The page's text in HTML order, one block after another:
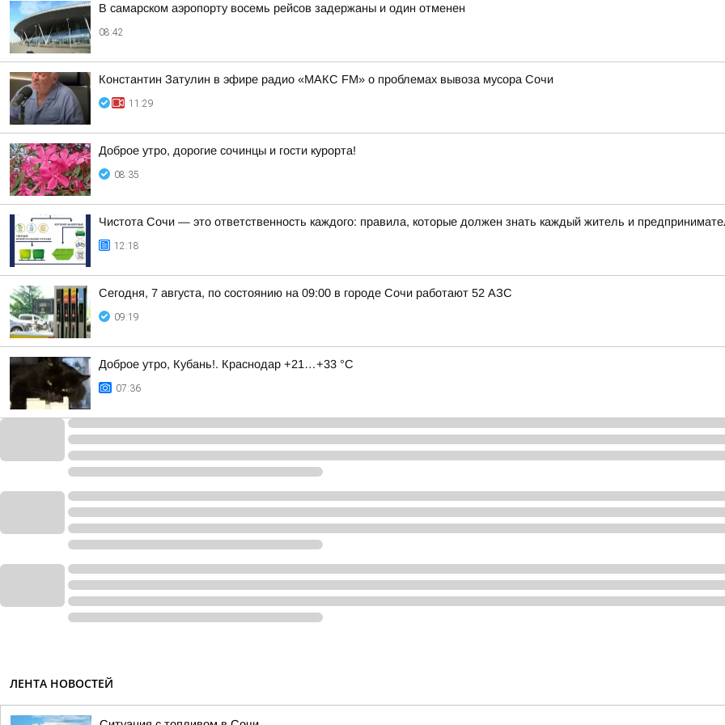
В самарском аэропорту восемь рейсов задержаны и один отменен
08:42
Константин Затулин в эфире радио «МАКС FM» о проблемах вывоза мусора Сочи
11:29
Доброе утро, дорогие сочинцы и гости курорта!
08:35
Чистота Сочи — это ответственность каждого: правила, которые должен знать каждый житель и
12:18
Сегодня, 7 августа, по состоянию на 09:00 в городе Сочи работают 52 АЗС
09:19
Доброе утро, Кубань!. Краснодар +21…+33 °С
07:36
ЛЕНТА НОВОСТЕЙ